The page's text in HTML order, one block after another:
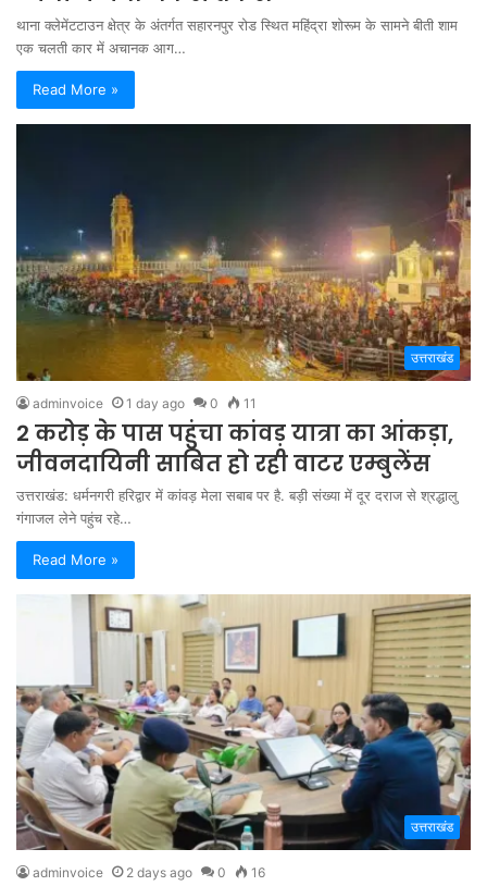
थाना क्लेमेंटटाउन क्षेत्र के अंतर्गत सहारनपुर रोड स्थित महिंद्रा शोरूम के सामने बीती शाम
एक चलती कार में अचानक आग…
Read More »
उत्तराखंड
adminvoice 1 day ago 0 11
2 करोड़ के पास पहुंचा कांवड़ यात्रा का आंकड़ा,
जीवनदायिनी साबित हो रही वाटर एम्बुलेंस
उत्तराखंड: धर्मनगरी हरिद्वार में कांवड़ मेला सबाब पर है. बड़ी संख्या में दूर दराज से श्रद्धालु
गंगाजल लेने पहुंच रहे…
Read More »
उत्तराखंड
adminvoice 2 days ago 0 16